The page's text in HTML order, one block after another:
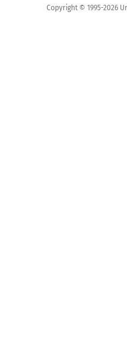
Copyright © 1995-2026